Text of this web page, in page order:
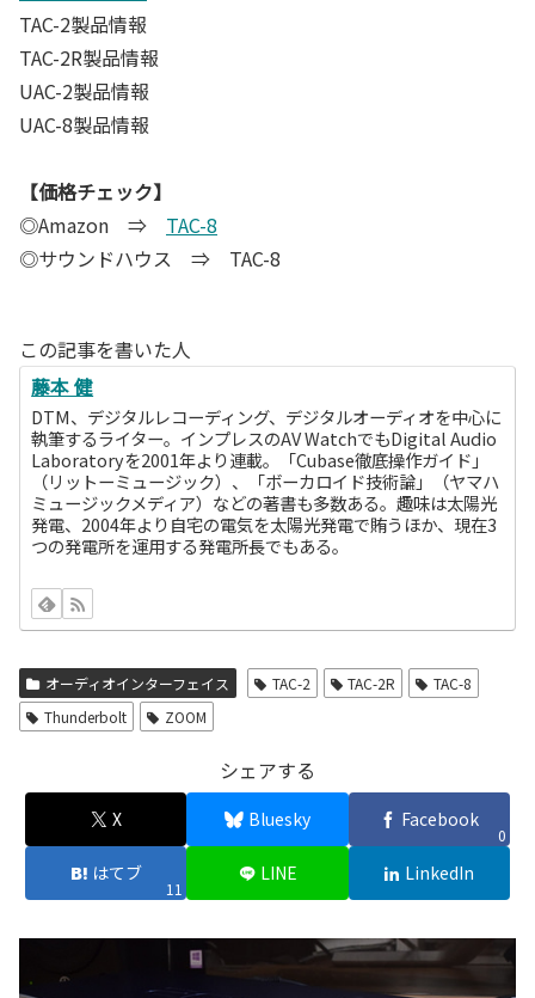
TAC-2製品情報
TAC-2R製品情報
UAC-2製品情報
UAC-8製品情報
【価格チェック】
◎Amazon ⇒ TAC-8
◎サウンドハウス ⇒ TAC-8
この記事を書いた人
藤本 健
DTM、デジタルレコーディング、デジタルオーディオを中心に
執筆するライター。インプレスのAV WatchでもDigital Audio
Laboratoryを2001年より連載。「Cubase徹底操作ガイド」
（リットーミュージック）、「ボーカロイド技術論」（ヤマハ
ミュージックメディア）などの著書も多数ある。趣味は太陽光
発電、2004年より自宅の電気を太陽光発電で賄うほか、現在3
つの発電所を運用する発電所長でもある。
オーディオインターフェイス TAC-2 TAC-2R
TAC-8
Thunderbolt
ZOOM
シェアする
X Bluesky Facebook
0
はてブ
11
LINE LinkedIn